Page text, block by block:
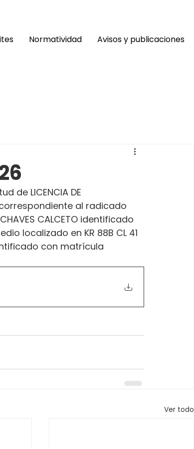
Normatividad Avisos y publicaciones
de LICENCIA DE
correspondiente al radicado
CALCETO identificado
localizado en KR 88B CL 41
con matrícula
Ver todo